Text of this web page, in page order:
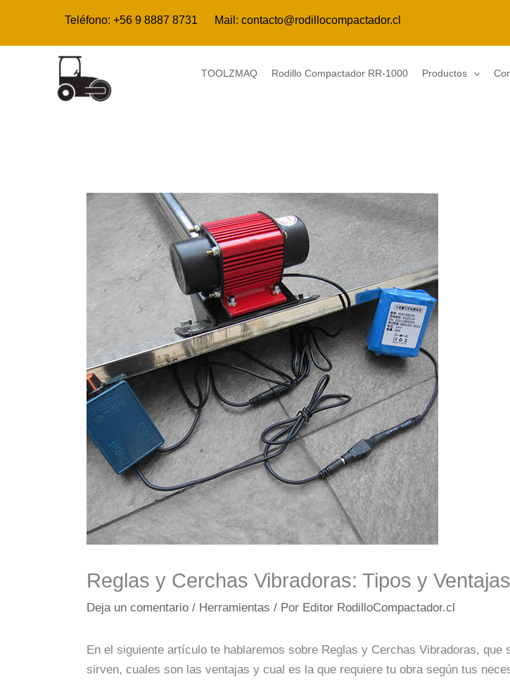
contenido
Teléfono: +56 9 8887 8731 Mail: contacto@rodillocompactador.cl
TOOLZMAQ Rodillo Compactador RR-1000 Productos
Reglas y Cerchas Vibradoras: Tipos y Ventajas
Deja un comentario / Herramientas / Por Editor RodilloCompactador.cl
En el siguiente artículo te hablaremos sobre Reglas y Cerchas Vibradoras, que
sirven, cuales son las ventajas y cual es la que requiere tu obra según tus